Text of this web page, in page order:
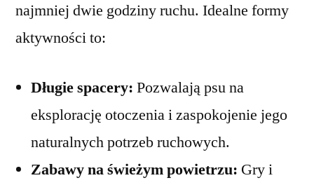
najmniej dwie godziny ruchu. Idealne formy
aktywności to:
Długie spacery: Pozwalają psu na
eksplorację otoczenia i zaspokojenie jego
naturalnych potrzeb ruchowych.
Zabawy na świeżym powietrzu: Gry i